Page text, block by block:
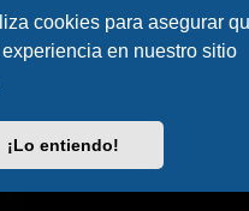
cookies para asegurar
en nuestro sitio
¡Lo entiendo!